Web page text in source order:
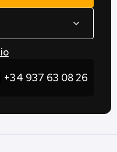
expand_more
+34 937 63 08 26